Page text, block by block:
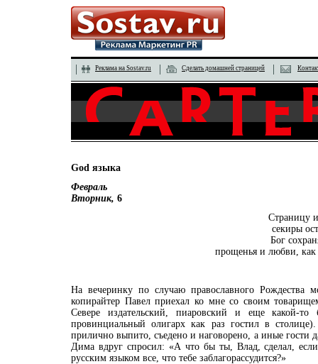
Реклама на Sostav.ru Сделать домашней страницей
God языка
Февраль
Вторник, 6
Страницу
секиры
Бог
прощенья и любви, как
На вечеринку по случаю православного Рождества
копирайтер Павел приехал ко мне со своим
Севере издательский, пиаровский и еще какой-то
провинциальный олигарх как раз гостил в
прилично выпито, съедено и наговорено, а иные гости
Дима вдруг спросил: «А что бы ты, Влад, сделал,
русским языком все, что тебе заблагорассудится?»